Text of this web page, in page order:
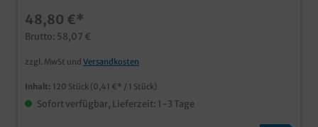
verwendbar aus unbeschichtetem Palmblattmaterial
typische und dekorative Blattmaserung biologisch
abbaubar (DIN13432) fett- und
feuchtigkeitsresistent bis ca. 30min vor Verzehr
individuelle Prägung oder Form möglich
48,80 €*
Brutto: 58,07 €
zzgl. MwSt und Versandkosten
Inhalt: 120 Stück (0,41 €* / 1 Stück)
Sofort verfügbar, Lieferzeit: 1-3 Tage